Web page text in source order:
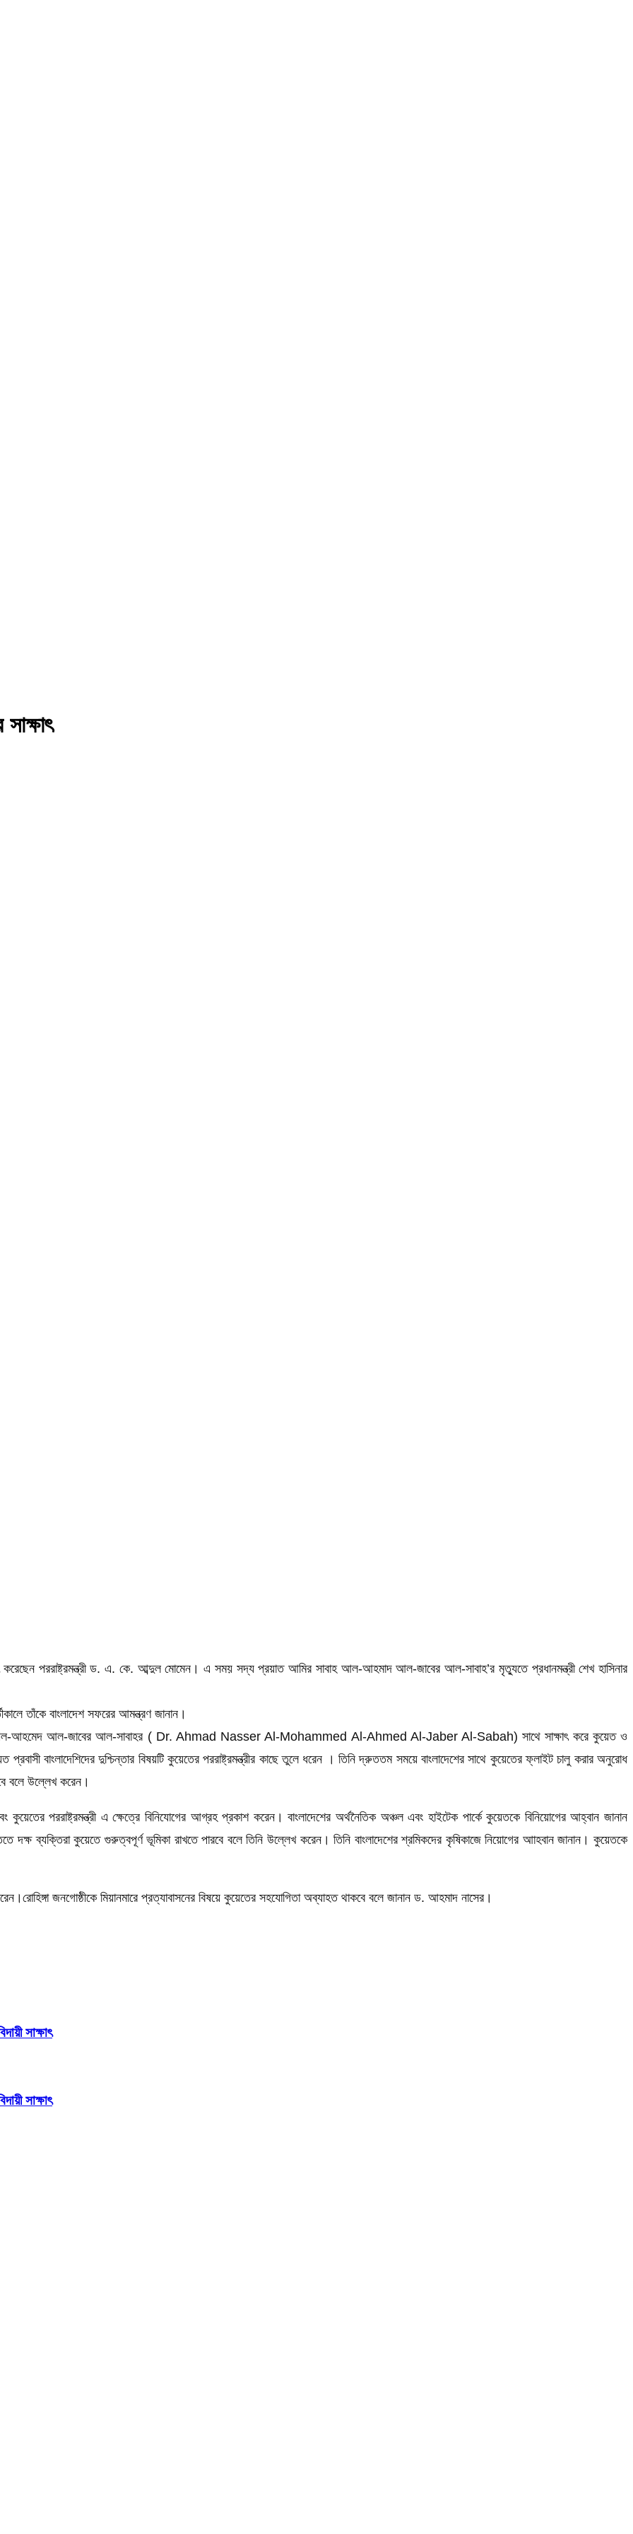
পররাষ্ট্রমন্ত্রী ড. এ. কে. আব্দুল মোমেন। এ সময় সদ্য প্রয়াত আমির সাবাহ আল-আহমাদ আল-জাবের আল-সাবাহ’র মৃত্যুতে প্রধানমন্ত্রী শেখ হাসিনার
তাঁকে বাংলাদেশ সফরের আমন্ত্রণ জানান।
আল-আহমেদ আল-জাবের আল-সাবাহর ( Dr. Ahmad Nasser Al-Mohammed Al-Ahmed Al-Jaber Al-Sabah) সাথে সাক্ষাৎ করে কুয়েত ও
বাংলাদেশিদের দুশ্চিন্তার বিষয়টি কুয়েতের পররাষ্ট্রমন্ত্রীর কাছে তুলে ধরেন । তিনি দ্রুততম সময়ে বাংলাদেশের সাথে কুয়েতের ফ্লাইট চালু করার অনুরোধ
বলে উল্লেখ করেন।
পররাষ্ট্রমন্ত্রী এ ক্ষেত্রে বিনিযোগের আগ্রহ প্রকাশ করেন। বাংলাদেশের অর্থনৈতিক অঞ্চল এবং হাইটেক পার্কে কুয়েতকে বিনিয়োগের আহ্বান জানান
দক্ষ ব্যক্তিরা কুয়েতে গুরুত্বপূর্ণ ভূমিকা রাখতে পারবে বলে তিনি উল্লেখ করেন। তিনি বাংলাদেশের শ্রমিকদের কৃষিকাজে নিয়োগের আাহবান জানান। কুয়েতকে
জনগোষ্ঠীকে মিয়ানমারে প্রত্যাবাসনের বিষয়ে কুয়েতের সহযোগিতা অব্যাহত থাকবে বলে জানান ড. আহমাদ নাসের।
সাক্ষাৎ
সাক্ষাৎ